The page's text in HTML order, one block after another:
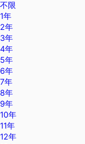
不限
1年
2年
3年
4年
5年
6年
7年
8年
9年
10年
11年
12年